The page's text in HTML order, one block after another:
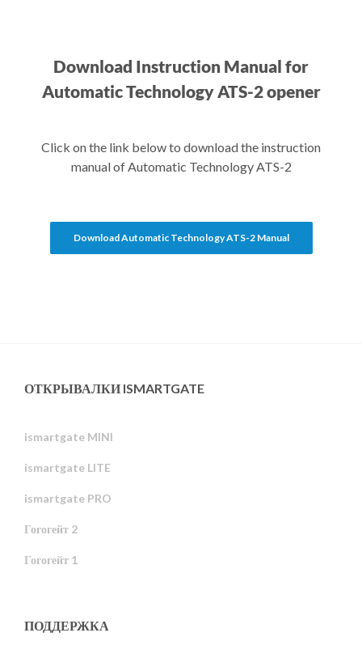
Download Instruction Manual for
Automatic Technology ATS-2 opener
Click on the link below to download the instruction
manual of Automatic Technology ATS-2
Download Automatic Technology ATS-2 Manual
ОТКРЫВАЛКИ ISMARTGATE
ismartgate MINI
ismartgate LITE
ismartgate PRO
Гогогейт 2
Гогогейт 1
ПОДДЕРЖКА